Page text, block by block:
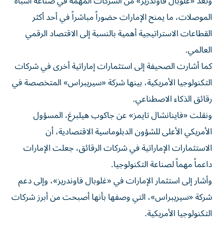
الموصلات، ما يمنح الإمارات حضوراً مباشراً في أحد أكثر
القطاعات الاستراتيجية أهمية بالنسبة إلى الاقتصاد الرقمي
العالمي.
كما أشارت الصحيفة إلى استثمارات إماراتية أخرى في شركات
التكنولوجيا الأمريكية، بينها شركة «سيريبراس» المتخصصة في
رقائق الذكاء الاصطناعي.
ونقلت «فاينانشال تايمز» عن جاكوب هيلبرغ، المسؤول
الأمريكي الأعلى للشؤون الدبلوماسية الاقتصادية، أن
الاستثمارات الإماراتية في شركات الرقائق، جعلت الإمارات
داعماً مهماً لصناعة التكنولوجيا.
وأشار إلى استثمار الإمارات في «غلوبال فاوندريز»، وإلى دعم
شركة «سيريبراس»، التي وصفها بأنها أصبحت من أبرز شركات
التكنولوجيا الأمريكية.